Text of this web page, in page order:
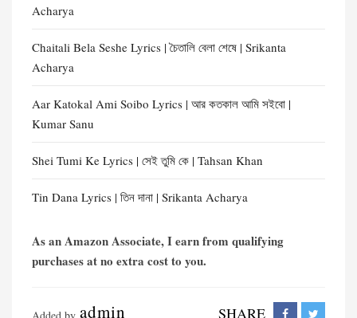
Acharya
Chaitali Bela Seshe Lyrics | চৈতালি বেলা শেষে | Srikanta
Acharya
Aar Katokal Ami Soibo Lyrics | আর কতকাল আমি সইবো |
Kumar Sanu
Shei Tumi Ke Lyrics | সেই তুমি কে | Tahsan Khan
Tin Dana Lyrics | তিন দানা | Srikanta Acharya
As an Amazon Associate, I earn from qualifying
purchases at no extra cost to you.
admin SHARE